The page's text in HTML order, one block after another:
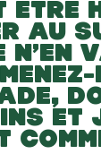
ÊTRE
AU
N’EN
ET